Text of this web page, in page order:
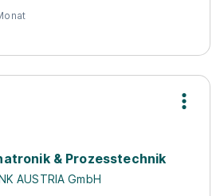
& Prozesstechnik
AUSTRIA GmbH